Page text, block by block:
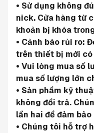
• Sử dụng không
nick. Cửa hàng từ
khoản bị khóa
• Cảnh báo rủi ro:
trên thiết bị mới
• Vui lòng mua số
mua số lượng lớn
• Sản phẩm kỹ
không đổi trả.
lần hai để đảm
• Chúng tôi hỗ trợ